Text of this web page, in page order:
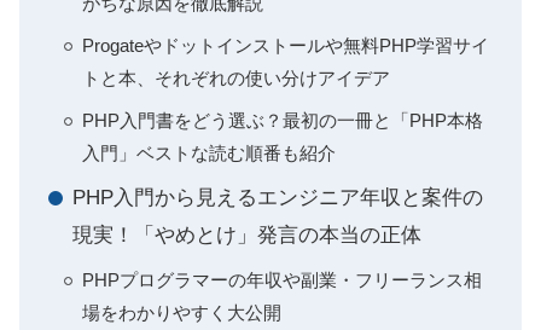
Progateやドットインストールや無料PHP学習サイ
トと本、それぞれの使い分けアイデア
PHP入門書をどう選ぶ？最初の一冊と「PHP本格
入門」ベストな読む順番も紹介
PHP入門から見えるエンジニア年収と案件の
現実！「やめとけ」発言の本当の正体
PHPプログラマーの年収や副業・フリーランス相
場をわかりやすく大公開